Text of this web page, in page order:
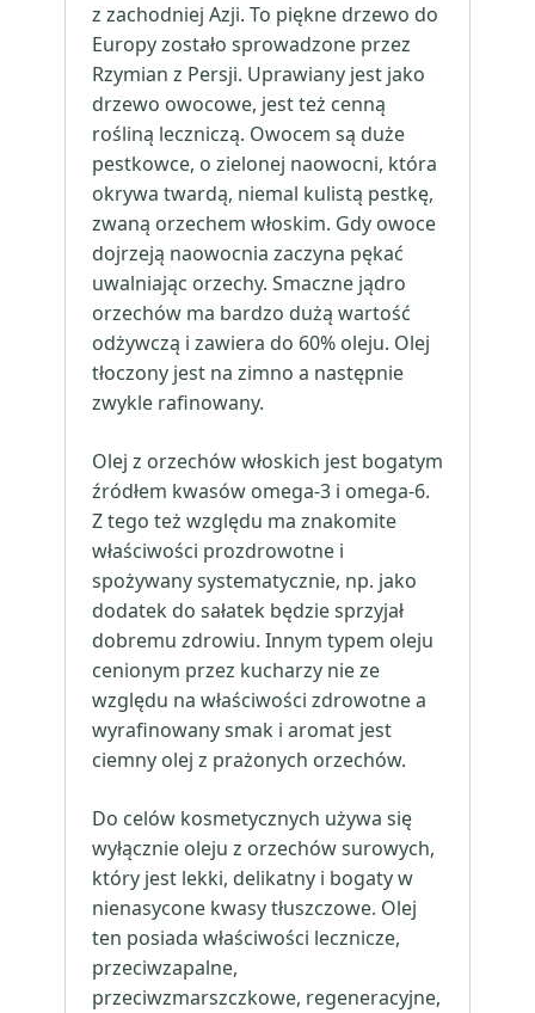
z zachodniej Azji. To piękne drzewo do
Europy zostało sprowadzone przez
Rzymian z Persji. Uprawiany jest jako
drzewo owocowe, jest też cenną
rośliną leczniczą. Owocem są duże
pestkowce, o zielonej naowocni, która
okrywa twardą, niemal kulistą pestkę,
zwaną orzechem włoskim. Gdy owoce
dojrzeją naowocnia zaczyna pękać
uwalniając orzechy. Smaczne jądro
orzechów ma bardzo dużą wartość
odżywczą i zawiera do 60% oleju. Olej
tłoczony jest na zimno a następnie
zwykle rafinowany.
Olej z orzechów włoskich jest bogatym
źródłem kwasów omega-3 i omega-6.
Z tego też względu ma znakomite
właściwości prozdrowotne i
spożywany systematycznie, np. jako
dodatek do sałatek będzie sprzyjał
dobremu zdrowiu. Innym typem oleju
cenionym przez kucharzy nie ze
względu na właściwości zdrowotne a
wyrafinowany smak i aromat jest
ciemny olej z prażonych orzechów.
Do celów kosmetycznych używa się
wyłącznie oleju z orzechów surowych,
który jest lekki, delikatny i bogaty w
nienasycone kwasy tłuszczowe. Olej
ten posiada właściwości lecznicze,
przeciwzapalne,
przeciwzmarszczkowe, regeneracyjne,